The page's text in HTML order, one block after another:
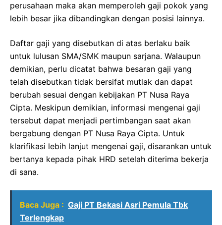
perusahaan maka akan memperoleh gaji pokok yang
lebih besar jika dibandingkan dengan posisi lainnya.
Daftar gaji yang disebutkan di atas berlaku baik
untuk lulusan SMA/SMK maupun sarjana. Walaupun
demikian, perlu dicatat bahwa besaran gaji yang
telah disebutkan tidak bersifat mutlak dan dapat
berubah sesuai dengan kebijakan PT Nusa Raya
Cipta. Meskipun demikian, informasi mengenai gaji
tersebut dapat menjadi pertimbangan saat akan
bergabung dengan PT Nusa Raya Cipta. Untuk
klarifikasi lebih lanjut mengenai gaji, disarankan untuk
bertanya kepada pihak HRD setelah diterima bekerja
di sana.
Baca Juga : Gaji PT Bekasi Asri Pemula Tbk
Terlengkap